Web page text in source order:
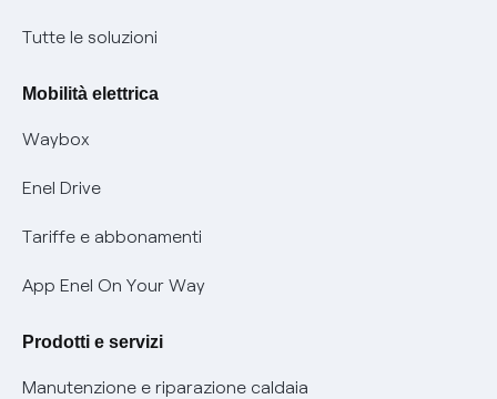
Condizioni generali di contratto prodotti e servizi
Informativa RAEE
Informativa Privacy AI
Nuove regole europee per la protezione dei dati
Offerte Placet non vulnerabili
Offerta Tutela Vulnerabilità Gas
Mobilità Elettrica
Phishing e truffe online
Verifica chi ti ha chiamato
Agevolazione utenti con disabilità per offerte Fibra
Informativa RAEE
Tutte le soluzioni
Mobilità elettrica
Waybox
Enel Drive
Tariffe e abbonamenti
App Enel On Your Way
Prodotti e servizi
Manutenzione e riparazione caldaia